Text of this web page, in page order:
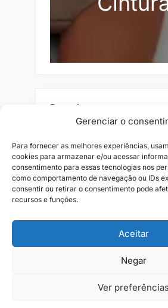
Gerenciar o
Para fornecer as melhores experiências,
cookies para armazenar e/ou acessar
consentimento para essas tecnologias nos
como comportamento de navegação ou IDs
consentir ou retirar o consentimento pode
recursos e funções.
Aceitar
Negar
Ver
Pesquisar
Combos
Jeans Kits